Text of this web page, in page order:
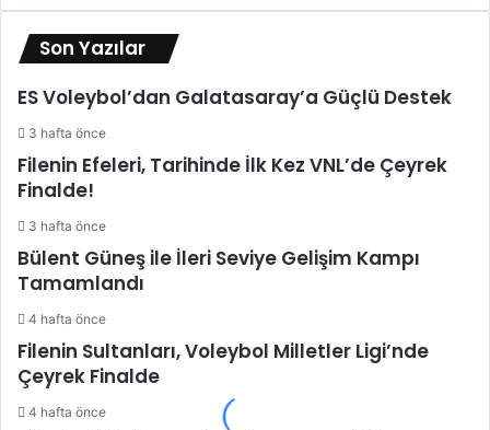
Son Yazılar
ES Voleybol’dan Galatasaray’a Güçlü Destek
3 hafta önce
Filenin Efeleri, Tarihinde İlk Kez VNL’de Çeyrek
Finalde!
3 hafta önce
Bülent Güneş ile İleri Seviye Gelişim Kampı
Tamamlandı
4 hafta önce
Filenin Sultanları, Voleybol Milletler Ligi’nde
Çeyrek Finalde
4 hafta önce